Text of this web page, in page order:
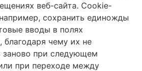
Университет
Creative Commons Attribution 4.0
веб-сайта. Cookie-
сохранить единожды
вводы в полях
чему их не
заново при следующем
при переходе между